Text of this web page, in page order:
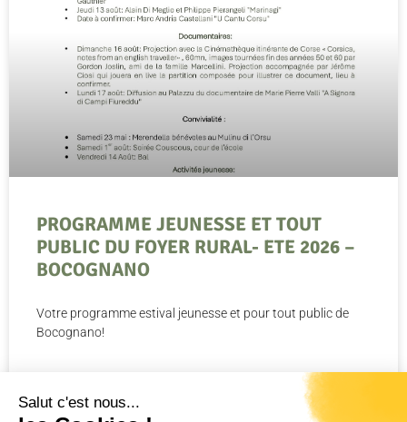
Salut c'est nous...
PROGRAMME JEUNESSE ET TOUT
PUBLIC DU FOYER RURAL- ETE 2026 –
BOCOGNANO
Votre programme estival jeunesse et pour tout public de
Bocognano!